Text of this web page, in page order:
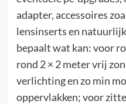
adapter, accessoires
lensinserts en
bepaalt wat kan: voor
rond 2 × 2 meter vrij
verlichting en zo min
oppervlakken; voor